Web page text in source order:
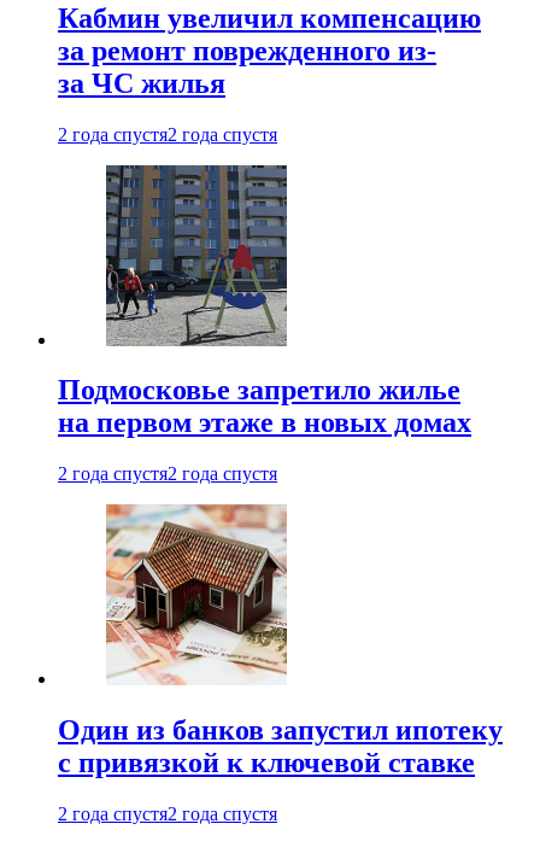
Кабмин увеличил компенсацию
за ремонт поврежденного из-
за ЧС жилья
2 года спустя2 года спустя
Подмосковье запретило жилье
на первом этаже в новых домах
2 года спустя2 года спустя
Один из банков запустил ипотеку
с привязкой к ключевой ставке
2 года спустя2 года спустя